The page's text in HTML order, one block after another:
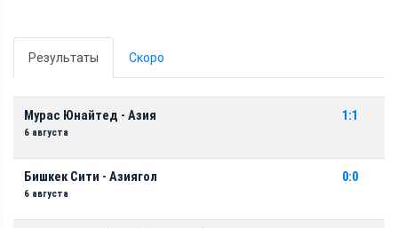
Результаты Скоро
Мурас Юнайтед - Азия
6 августа
1:1
Бишкек Сити - Азиягол
6 августа
0:0